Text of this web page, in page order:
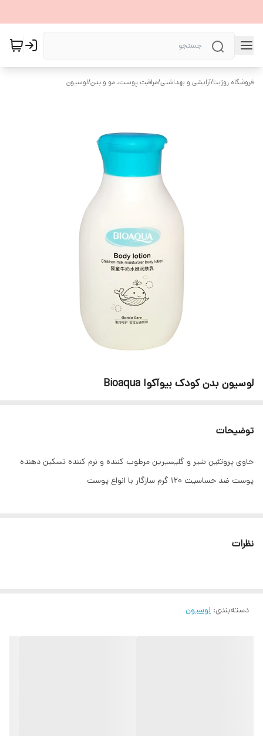
فروشگاه روژیتا/آرایشی و بهداشتی/مراقبت پوست، مو و بدن/لوسیون
لوسیون بدن کودک بیوآکوا Bioaqua
توضیحات
حاوی پروتئین شیر و گلیسیرین مرطوب کننده و نرم کننده تسکین دهنده
پوست ضد حساسیت ‫120 گرم‬ سازگار با انواع پوست
نظرات
دسته‌بندی: لوسیون